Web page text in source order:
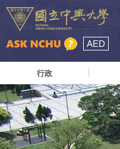
AED
行政